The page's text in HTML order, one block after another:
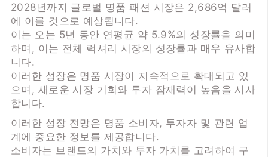
2028년까지 글로벌 명품 패션 시장은 2,686억 달러
에 이를 것으로 예상됩니다.
이는 오는 5년 동안 연평균 약 5.9%의 성장률을 의미
하며, 이는 전체 럭셔리 시장의 성장률과 매우 유사합
니다.
이러한 성장은 명품 시장이 지속적으로 확대되고 있
으며, 새로운 시장 기회와 투자 잠재력이 높음을 시사
합니다.
이러한 성장 전망은 명품 소비자, 투자자 및 관련 업
계에 중요한 정보를 제공합니다.
소비자는 브랜드의 가치와 투자 가치를 고려하여 구